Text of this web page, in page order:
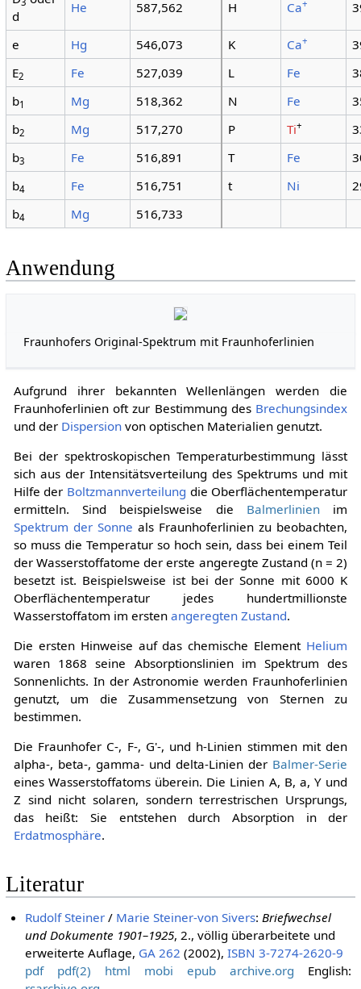
d
He 587,562 H Ca+
e Hg 546,073 K Ca+
E2 Fe 527,039 L Fe
b1 Mg 518,362 N Fe
b2 Mg 517,270 P Ti+
b3 Fe 516,891 T Fe
b4 Fe 516,751 t Ni
b4 Mg 516,733
Anwendung
Fraunhofers Original-Spektrum mit Fraunhoferlinien
Aufgrund ihrer bekannten Wellenlängen werden die
Fraunhoferlinien oft zur Bestimmung des Brechungsindex
und der Dispersionvon optischen Materialien genutzt.
Bei der spektroskopischen Temperaturbestimmung lässt
sich aus der Intensitätsverteilung des Spektrums und mit
Hilfe der Boltzmannverteilung die Oberflächentemperatur
ermitteln. Sind beispielsweise die Balmerlinienim
Spektrum der Sonne als Fraunhoferlinien zu beobachten,
so muss die Temperatur so hoch sein, dass bei einem Teil
der Wasserstoffatome der erste angeregte Zustand (n = 2)
besetzt ist. Beispielsweise ist bei der Sonne mit 6000 K
Oberflächentemperatur jedes hundertmillionste
Wasserstoffatom im ersten angeregten Zustand.
Die ersten Hinweise auf das chemische Element Helium
waren 1868 seine Absorptionslinien im Spektrum des
Sonnenlichts. In der Astronomie werden Fraunhoferlinien
genutzt, um die Zusammensetzung von Sternen zu
bestimmen.
Die Fraunhofer C-, F-, G'-, und h-Linien stimmen mit den
alpha-, beta-, gamma- und delta-Linien der Balmer-Serie
eines Wasserstoffatoms überein. Die Linien A, B, a, Y und
Z sind nicht solaren, sondern terrestrischen Ursprungs,
das heißt: Sie entstehen durch Absorption in der
Erdatmosphäre.
Literatur
Rudolf Steiner / Marie Steiner-von Sivers:Briefwechsel
und Dokumente 1901–1925, 2., völlig überarbeitete und
erweiterte Auflage, GA 262 (2002),ISBN 3-7274-2620-9
pdf
pdf(2) html mobi epub archive.org
English: